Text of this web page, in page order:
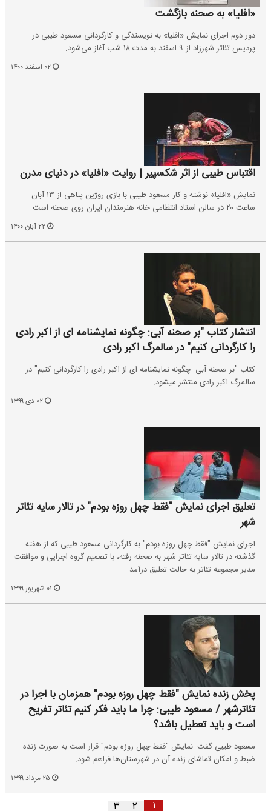
«افلیا» به صحنه بازگشت
دور دوم اجرای نمایش «افلیا» به نویسندگی و کارگردانی مسعود طیبی در
پردیس تئاتر شهرزاد از ۹ اسفند به مدت ۱۸ شب آغاز می‌شود.
اقتباس طیبی از اثر شکسپیر | روایت «افلیا» در دنیای مدرن
نمایش «افلیا» نوشته و کار مسعود طیبی با بازی روژین پناهی از ۱۳ آبان
ساعت ۲۰ در سالن استاد انتظامی خانه هنرمندان ایران روی صحنه است.
انتشار کتاب "بر صحنه آبی: چگونه نمایشنامه ای از اکبر رادی
را کارگردانی کنیم" در سالمرگ اکبر رادی
کتاب "بر صحنه آبی: چگونه نمایشنامه ای از اکبر رادی را کارگردانی کنیم" در
سالمرگ اکبر رادی منتشر میشود.
تعلیق اجرای نمایش "فقط چهل روزه بودم" در تالار سایه تئاتر
شهر
اجرای نمایش "فقط چهل روزه بودم" به کارگردانی مسعود طیبی که از هفته
گذشته در تالار سایه تئاتر شهر به صحنه رفته، با تصمیم گروه اجرایی و موافقت
مدیر مجموعه تئاتر به حالت تعلیق درآمد.
پخش زنده نمایش "فقط چهل روزه بودم" همزمان با اجرا در
تئاترشهر / مسعود طیبی: چرا ما باید فکر کنیم تئاتر تفریح
است و باید تعطیل باشد؟
مسعود طیبی گفت: نمایش "فقط چهل روزه بودم" قرار است به صورت زنده
ضبط و امکان تماشای زنده آن در شهرستان‌ها فراهم شود.
۱ ۲ ۳